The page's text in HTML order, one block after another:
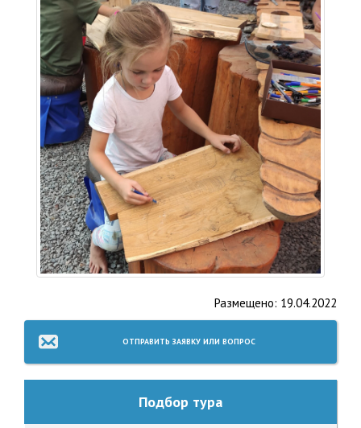
Размещено: 19.04.2022
ОТПРАВИТЬ ЗАЯВКУ ИЛИ ВОПРОС
Подбор тура